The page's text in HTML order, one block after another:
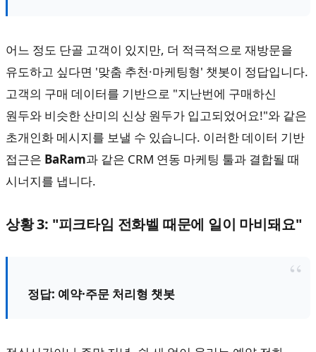
어느 정도 단골 고객이 있지만, 더 적극적으로 재방문을
유도하고 싶다면 '맞춤 추천·마케팅형' 챗봇이 정답입니다.
고객의 구매 데이터를 기반으로 "지난번에 구매하신
원두와 비슷한 산미의 신상 원두가 입고되었어요!"와 같은
초개인화 메시지를 보낼 수 있습니다. 이러한 데이터 기반
접근은 BaRam과 같은 CRM 연동 마케팅 툴과 결합될 때
시너지를 냅니다.
상황 3: "피크타임 전화벨 때문에 일이 마비돼요"
정답: 예약·주문 처리형 챗봇